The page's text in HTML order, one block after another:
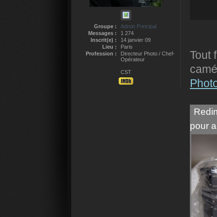
Groupe :
Admin Principal
Messages :
1 274
Inscrit(e) :
14 janvier 09
Lieu :
Paris
Profession :
Directeur Photo / Chef-
Opérateur
CST
Tout
pour